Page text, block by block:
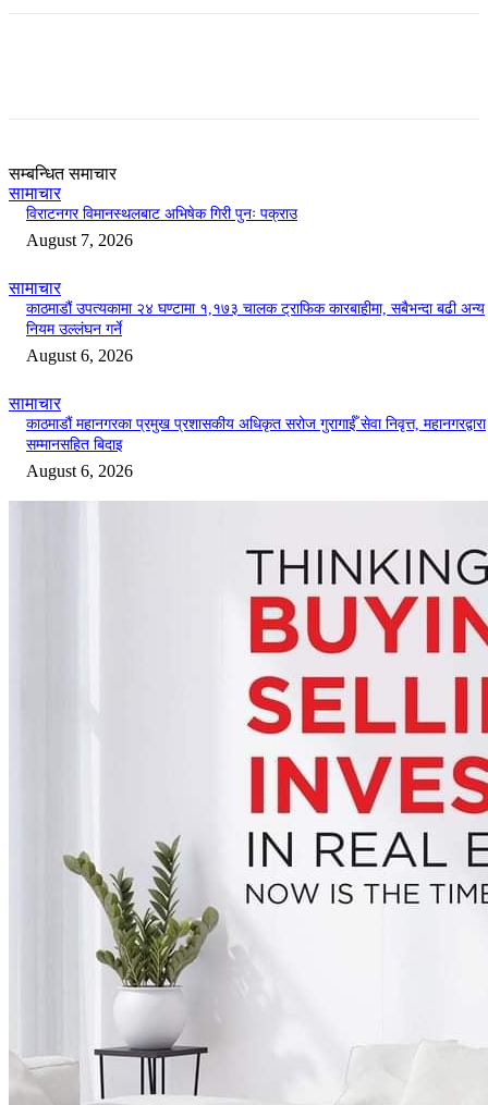
सम्बन्धित समाचार
सामाचार
विराटनगर विमानस्थलबाट अभिषेक गिरी पुनः पक्राउ
August 7, 2026
सामाचार
काठमाडौं उपत्यकामा २४ घण्टामा १,१७३ चालक ट्राफिक कारबाहीमा, सबैभन्दा बढी अन्य
नियम उल्लंघन गर्ने
August 6, 2026
सामाचार
काठमाडौं महानगरका प्रमुख प्रशासकीय अधिकृत सरोज गुरागाईँ सेवा निवृत्त, महानगरद्वारा
सम्मानसहित बिदाइ
August 6, 2026